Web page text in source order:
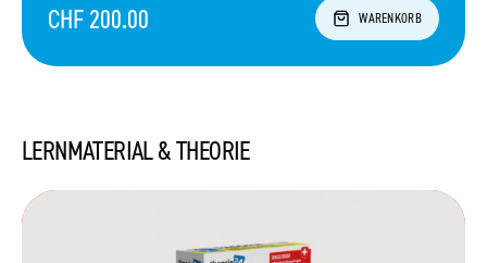
CHF 200.00 WARENKORB
LERNMATERIAL & THEORIE